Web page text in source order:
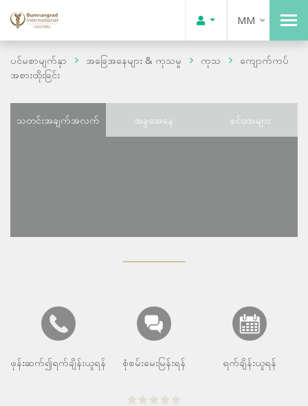
MM
ပင်မစာမျက်နှာ အခြေအနေများ & ကုသမှု ကုသ
ကျောက်ကပ်
အစားထိုးခြင်း
သတင်းအချက်အလက် အခွအေနေ စင်တာများ
ဖုန်းဆက်၍ရက်ချိန်းယူရန် စုံစမ်းမေးမြန်းရန် ရက်ချိန်းယူရန်